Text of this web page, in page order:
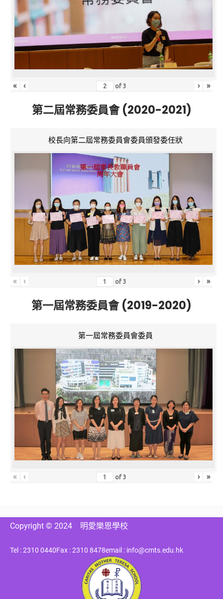
« ‹ of3 › »
第二屆常務委員會 (2020-2021)
校長向第二屆常務委員會委員頒發委任狀
« ‹ of3 › »
第一屆常務委員會 (2019-2020)
第一屆常務委員會委員
« ‹ of3 › »
Copyright © 2024 明愛樂恩學校
Tel : 2310 0440Fax : 2310 8478email : info@cmts.edu.hk